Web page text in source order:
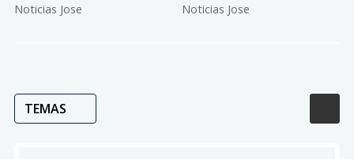
TEMAS
Noticias Jose
Noticias Jose